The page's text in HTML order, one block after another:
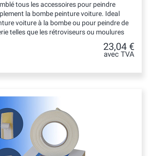
tous les accessoires pour peindre
la bombe peinture voiture. Ideal
voiture à la bombe ou pour peindre de
telles que les rétroviseurs ou moulures
23,04 €
avec TVA